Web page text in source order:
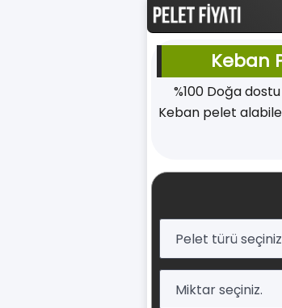
Keban
%100 Doğa
Keban pelet